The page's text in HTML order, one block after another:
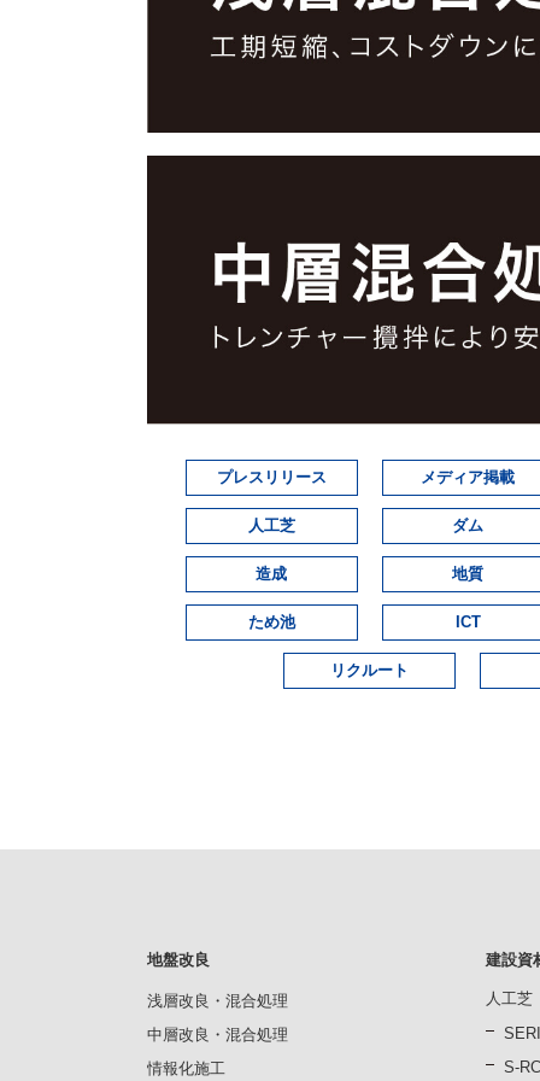
プレスリリース メディア掲載
人工芝 ダム
造成 地質
ため池 ICT
リクルート
地盤改良
浅層改良・混合処理
中層改良・混合処理
情報化施工
建設資
人工芝
S-